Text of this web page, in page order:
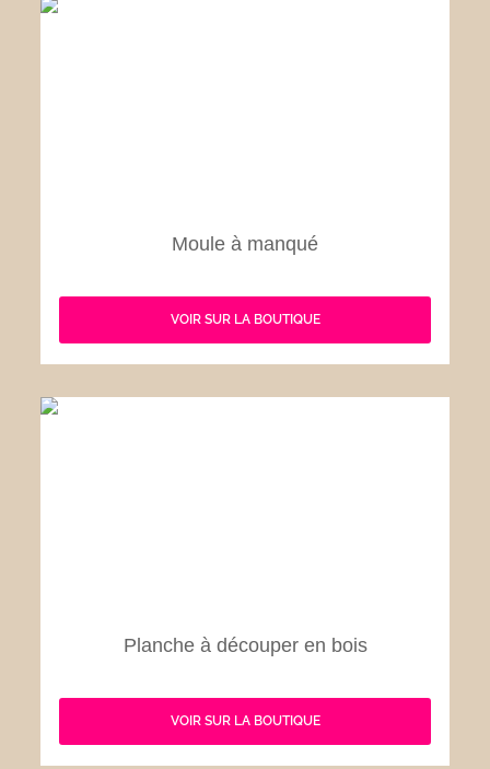
Moule à manqué
VOIR SUR LA BOUTIQUE
Planche à découper en bois
VOIR SUR LA BOUTIQUE